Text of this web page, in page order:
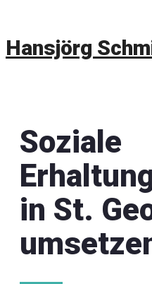
Hansjörg
Soziale
in St.